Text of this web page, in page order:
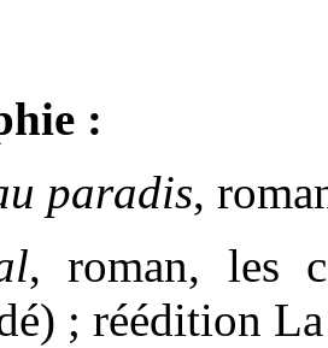
:
paradis,
, roman, les
; réédition